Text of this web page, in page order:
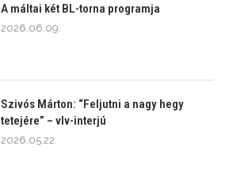
A máltai két BL-torna programja
2026.06.09.
Szivós Márton: “Feljutni a nagy hegy
tetejére” – vlv-interjú
2026.05.22.